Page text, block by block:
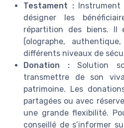
Testament :Instrument
désigner les
répartition des biens. Il
(olographe,
différents niveaux de
Donation :Solution
transmettre de son
patrimoine. Les
partagées ou avec
une grande flexibilité.
conseillé de s’informer